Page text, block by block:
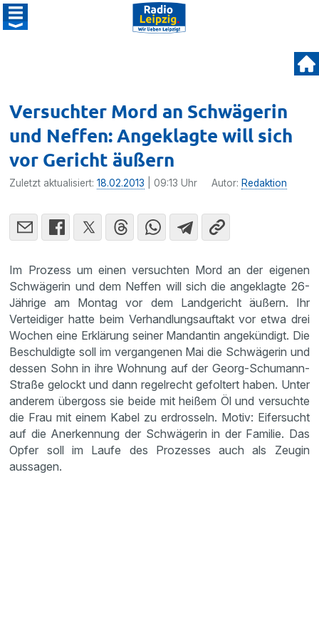
Versuchter Mord an Schwägerin
und Neffen: Angeklagte will sich
vor Gericht äußern
Zuletzt aktualisiert:18.02.2013 | 09:13 Uhr Autor: Redaktion
Im Prozess um einen versuchten Mord an der eigenen
Schwä­gerin und dem Neffen will sich die angeklagte 26-
Jährige am Montag vor dem Landge­richt äußern. Ihr
Vertei­diger hatte beim Verhand­lungs­auf­takt vor etwa drei
Wochen eine Erklä­rung seiner Mandantin angekün­digt. Die
Beschul­digte soll im vergan­genen Mai die Schwä­gerin und
dessen Sohn in ihre Wohnung auf der Georg-Schumann-
Straße gelockt und dann regel­recht gefol­tert haben. Unter
anderem übergoss sie beide mit heißem Öl und versuchte
die Frau mit einem Kabel zu erdros­seln. Motiv: Eifer­sucht
auf die Anerken­nung der Schwä­gerin in der Familie. Das
Opfer soll im Laufe des Prozesses auch als Zeugin
aussagen.